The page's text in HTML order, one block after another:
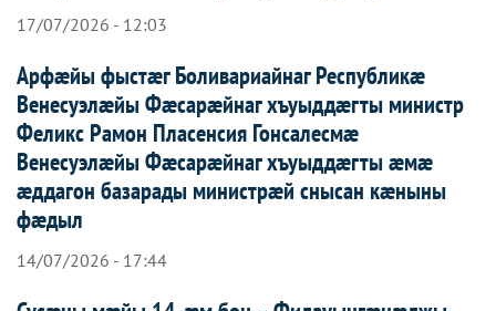
17/07/2026 - 12:03
Арфæйы фыстæг Боливариайнаг Республикæ
Венесуэлæйы Фæсарæйнаг хъуыддæгты министр
Феликс Рамон Пласенсия Гонсалесмæ
Венесуэлæйы Фæсарæйнаг хъуыддæгты æмæ
æддагон базарады министрæй снысан кæныны
фæдыл
14/07/2026 - 17:44